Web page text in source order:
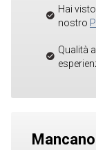
Hai
nostro
Qualità